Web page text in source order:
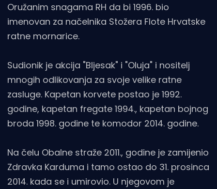
Oružanim snagama RH da bi 1996. bio
imenovan za načelnika Stožera Flote Hrvatske
ratne mornarice.
Sudionik je akcija "Bljesak" i "Oluja" i nositelj
mnogih odlikovanja za svoje velike ratne
zasluge. Kapetan korvete postao je 1992.
godine, kapetan fregate 1994., kapetan bojnog
broda 1998. godine te komodor 2014. godine.
Na čelu Obalne straže 2011., godine je zamijenio
Zdravka Karduma i tamo ostao do 31. prosinca
2014. kada se i umirovio. U njegovom je